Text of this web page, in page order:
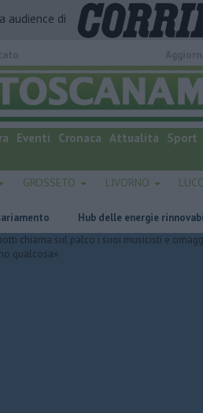
audience di
Eventi Cronaca Attualità Sport
GROSSETO LIVORNO
Hub delle energie rinnovabili